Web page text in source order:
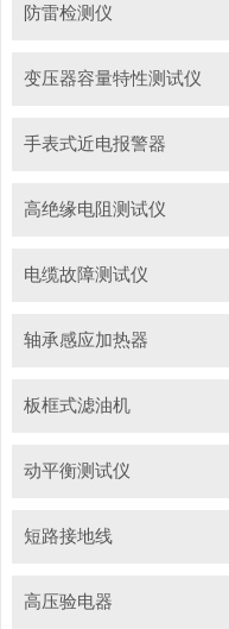
防雷检测仪
变压器容量特性测试仪
手表式近电报警器
高绝缘电阻测试仪
电缆故障测试仪
轴承感应加热器
板框式滤油机
动平衡测试仪
短路接地线
高压验电器